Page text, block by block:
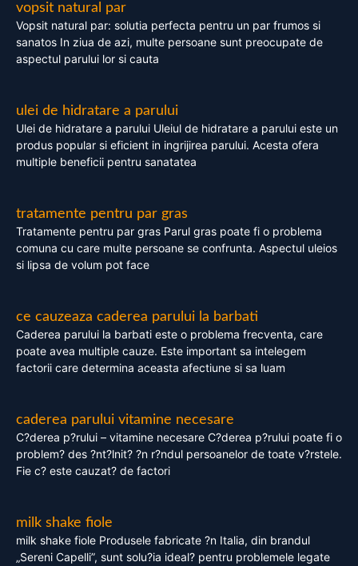
vopsit natural par
Vopsit natural par: solutia perfecta pentru un par frumos si
sanatos In ziua de azi, multe persoane sunt preocupate de
aspectul parului lor si cauta
ulei de hidratare a parului
Ulei de hidratare a parului Uleiul de hidratare a parului este un
produs popular si eficient in ingrijirea parului. Acesta ofera
multiple beneficii pentru sanatatea
tratamente pentru par gras
Tratamente pentru par gras Parul gras poate fi o problema
comuna cu care multe persoane se confrunta. Aspectul uleios
si lipsa de volum pot face
ce cauzeaza caderea parului la barbati
Caderea parului la barbati este o problema frecventa, care
poate avea multiple cauze. Este important sa intelegem
factorii care determina aceasta afectiune si sa luam
caderea parului vitamine necesare
C?derea p?rului – vitamine necesare C?derea p?rului poate fi o
problem? des ?nt?lnit? ?n r?ndul persoanelor de toate v?rstele.
Fie c? este cauzat? de factori
milk shake fiole
milk shake fiole Produsele fabricate ?n Italia, din brandul
„Sereni Capelli”, sunt solu?ia ideal? pentru problemele legate